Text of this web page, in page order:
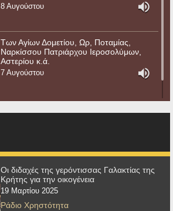
8 Αυγούστου
Των Αγίων Δομετίου, Ωρ, Ποταμίας,
Ναρκίσσου Πατριάρχου Ιεροσολύμων,
Αστερίου κ.ά.
7 Αυγούστου
Οι διδαχές της γερόντισσας Γαλακτίας της
Κρήτης για την οικογένεια
19 Μαρτίου 2025
Ράδιο Χρηστότητα